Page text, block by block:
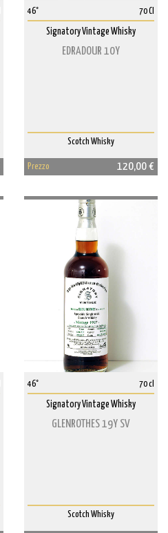
46° 70 Cl
Signatory Vintage Whisky
EDRADOUR 10Y
Scotch Whisky
Prezzo 120,00 €
46° 70 cl
Signatory Vintage Whisky
GLENROTHES 19Y SV
Scotch Whisky